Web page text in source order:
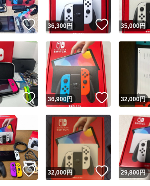
いいね！
36,300円 いいね！
35,000円
いいね！
36,900円 いいね！
32,000円
いいね！
32,000円 いいね！
29,800円